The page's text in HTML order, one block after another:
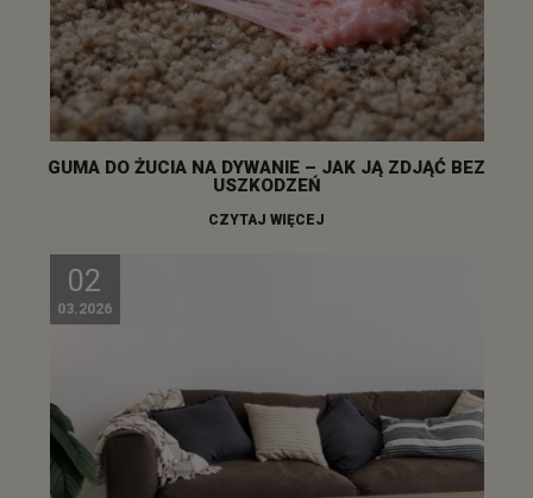
GUMA DO ŻUCIA NA DYWANIE – JAK JĄ ZDJĄĆ BEZ
USZKODZEŃ
CZYTAJ WIĘCEJ
02
03.2026